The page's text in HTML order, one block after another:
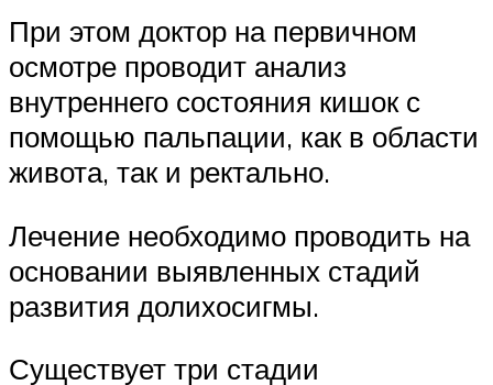
При этом доктор на первичном
осмотре проводит анализ
внутреннего состояния кишок с
помощью пальпации, как в области
живота, так и ректально.
Лечение необходимо проводить на
основании выявленных стадий
развития долихосигмы.
Существует три стадии